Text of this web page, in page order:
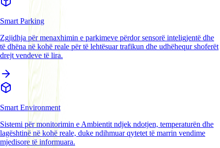
Smart Parking
Zgjidhja për menaxhimin e parkimeve përdor sensorë inteligjentë dhe
të dhëna në kohë reale për të lehtësuar trafikun dhe udhëhequr shoferët
drejt vendeve të lira.
Smart Environment
Sistemi për monitorimin e Ambientit ndjek ndotjen, temperaturën dhe
lagështinë në kohë reale, duke ndihmuar qytetet të marrin vendime
mjedisore të informuara.